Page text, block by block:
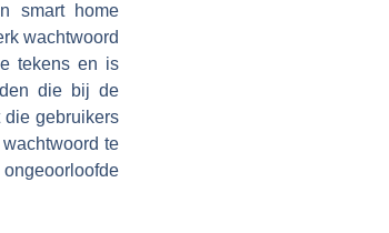
smart home
wachtwoord
tekens en is
die bij de
die gebruikers
te